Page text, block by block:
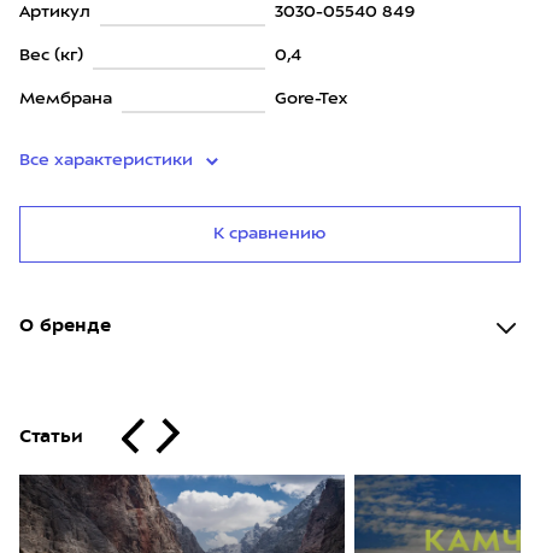
Артикул 3030-05540 849
Вес (кг) 0,4
Мембрана Gore-Tex
Все характеристики
К сравнению
О бренде
Статьи